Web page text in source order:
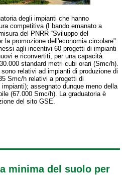
degli impianti che hanno
competitiva (I bando emanato a
del PNRR “Sviluppo del
la promozione dell'economia circolare".
agli incentivi 60 progetti di impianti
e riconvertiti, per una capacità
standard metri cubi orari (Smc/h).
relativi ad impianti di produzione di
Smc/h relativi a progetti di
assegnato dunque meno della
(67.000 Smc/h). La graduatoria è
del sito GSE.
minima del suolo per